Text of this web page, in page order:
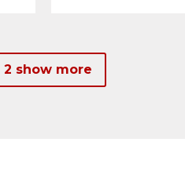
2 show more